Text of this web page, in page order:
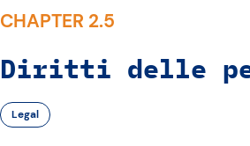
CHAPTER 2.5
Diritti delle
Legal